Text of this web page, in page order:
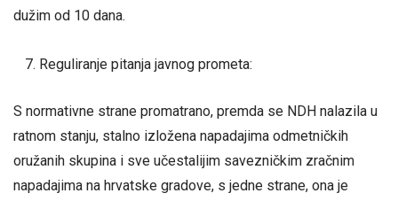
dužim od 10 dana.
Reguliranje pitanja javnog prometa:
S normativne strane promatrano, premda se NDH nalazila u
ratnom stanju, stalno izložena napadajima odmetničkih
oružanih skupina i sve učestalijim savezničkim zračnim
napadajima na hrvatske gradove, s jedne strane, ona je